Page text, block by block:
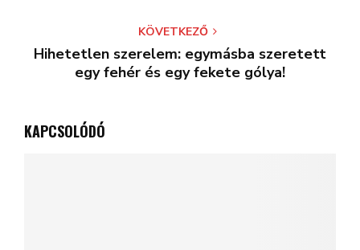
KÖVETKEZŐ
Hihetetlen szerelem: egymásba szeretett
egy fehér és egy fekete gólya!
KAPCSOLÓDÓ